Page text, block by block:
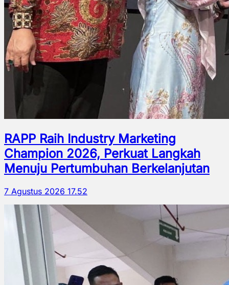
RAPP Raih Industry Marketing
Champion 2026, Perkuat Langkah
Menuju Pertumbuhan Berkelanjutan
7 Agustus 2026 17.52